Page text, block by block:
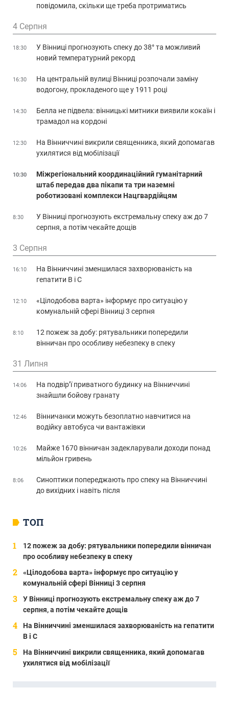
ТОП
12 пожеж за добу: рятувальники попередили вінничан
про особливу небезпеку в спеку
«Цілодобова варта» інформує про ситуацію у
комунальній сфері Вінниці 3 серпня
У Вінниці прогнозують екстремальну спеку аж до 7
серпня, а потім чекайте дощів
На Вінниччині зменшилася захворюваність на гепатити
В і С
На Вінниччині викрили священника, який допомагав
ухилятися від мобілізації
повідомила, скільки ще треба протриматись
4 Серпня
18:30
У Вінниці прогнозують спеку до 38° та можливий
новий температурний рекорд
16:30
На центральній вулиці Вінниці розпочали заміну
водогону, прокладеного ще у 1911 році
14:30
Белла не підвела: вінницькі митники виявили кокаїн і
трамадол на кордоні
12:30
На Вінниччині викрили священника, який допомагав
ухилятися від мобілізації
10:30
Міжрегіональний координаційний гуманітарний
штаб передав два пікапи та три наземні
роботизовані комплекси Нацгвардійцям
8:30
У Вінниці прогнозують екстремальну спеку аж до 7
серпня, а потім чекайте дощів
3 Серпня
16:10
На Вінниччині зменшилася захворюваність на
гепатити В і С
12:10
«Цілодобова варта» інформує про ситуацію у
комунальній сфері Вінниці 3 серпня
8:10
12 пожеж за добу: рятувальники попередили
вінничан про особливу небезпеку в спеку
31 Липня
14:06
На подвір’ї приватного будинку на Вінниччині
знайшли бойову гранату
12:46
Вінничанки можуть безоплатно навчитися на
водійку автобуса чи вантажівки
10:26
Майже 1670 вінничан задекларували доходи понад
мільйон гривень
8:06
Синоптики попереджають про спеку на Вінниччині
до вихідних і навіть після